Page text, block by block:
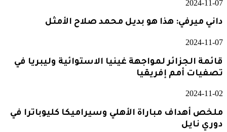
2024-11-07
داني ميرفي: هذا هو بديل محمد صلاح الأمثل
2024-11-07
قائمة الجزائر لمواجهة غينيا الاستوائية وليبريا في
تصفيات أمم إفريقيا
2024-11-02
ملخص أهداف مباراة الأهلي وسيراميكا كليوباترا في
دوري نايل